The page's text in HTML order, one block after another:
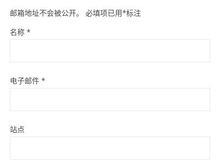
邮箱地址不会被公开。 必填项已用*标注
名称 *
电子邮件 *
站点